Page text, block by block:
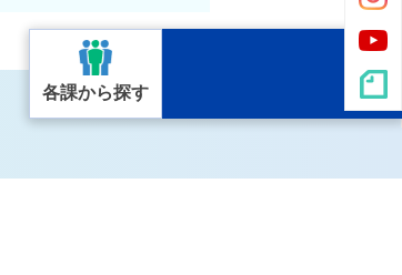
各課から探す